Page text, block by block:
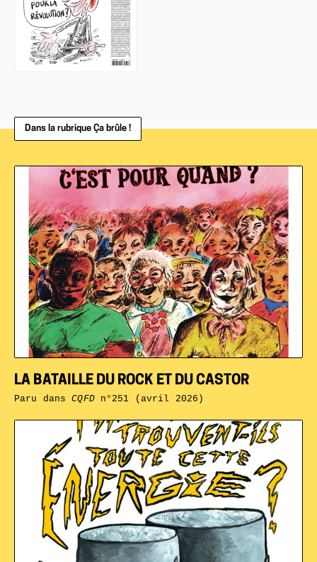
Dans la rubrique Ça brûle !
LA BATAILLE DU ROCK ET DU CASTOR
Paru dansCQFDn°251 (avril 2026)